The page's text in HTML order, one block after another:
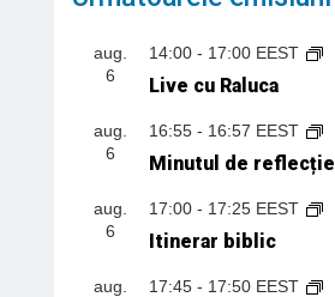
aug.
6
14:00- 17:00 EEST
Live cu Raluca
aug.
6
16:55- 16:57 EEST
Minutul de reflecție
aug.
6
17:00- 17:25 EEST
Itinerar biblic
aug.
17:45- 17:50 EEST